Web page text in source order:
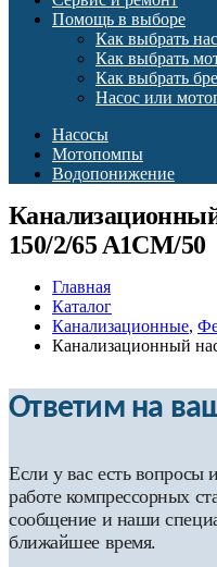
Помощь в выборе
Как выбрать
Как выбрать
Как выбрать
Насос или
Насосы
Мотопомпы
Водопонижение
150/2/65 A1CM/50
Главная
Каталог
Канализационные,
Канализационный
Ответим на
Если у вас есть вопросы
работе компрессорных
сообщение и наши
ближайшее время.